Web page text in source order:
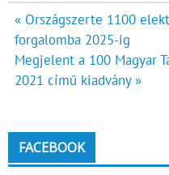
Bejegyzés
navigáció
« Országszerte 1100
forgalomba 2025-ig
Megjelent a 100 Magyar
2021 című kiadvány »
FACEBOOK